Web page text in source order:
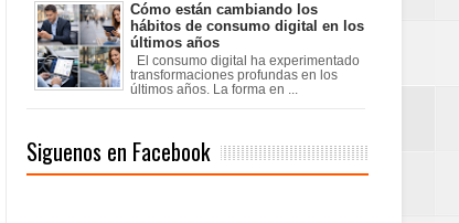
Cómo están cambiando los
hábitos de consumo digital en los
últimos años
El consumo digital ha experimentado
transformaciones profundas en los
últimos años. La forma en ...
Siguenos en Facebook